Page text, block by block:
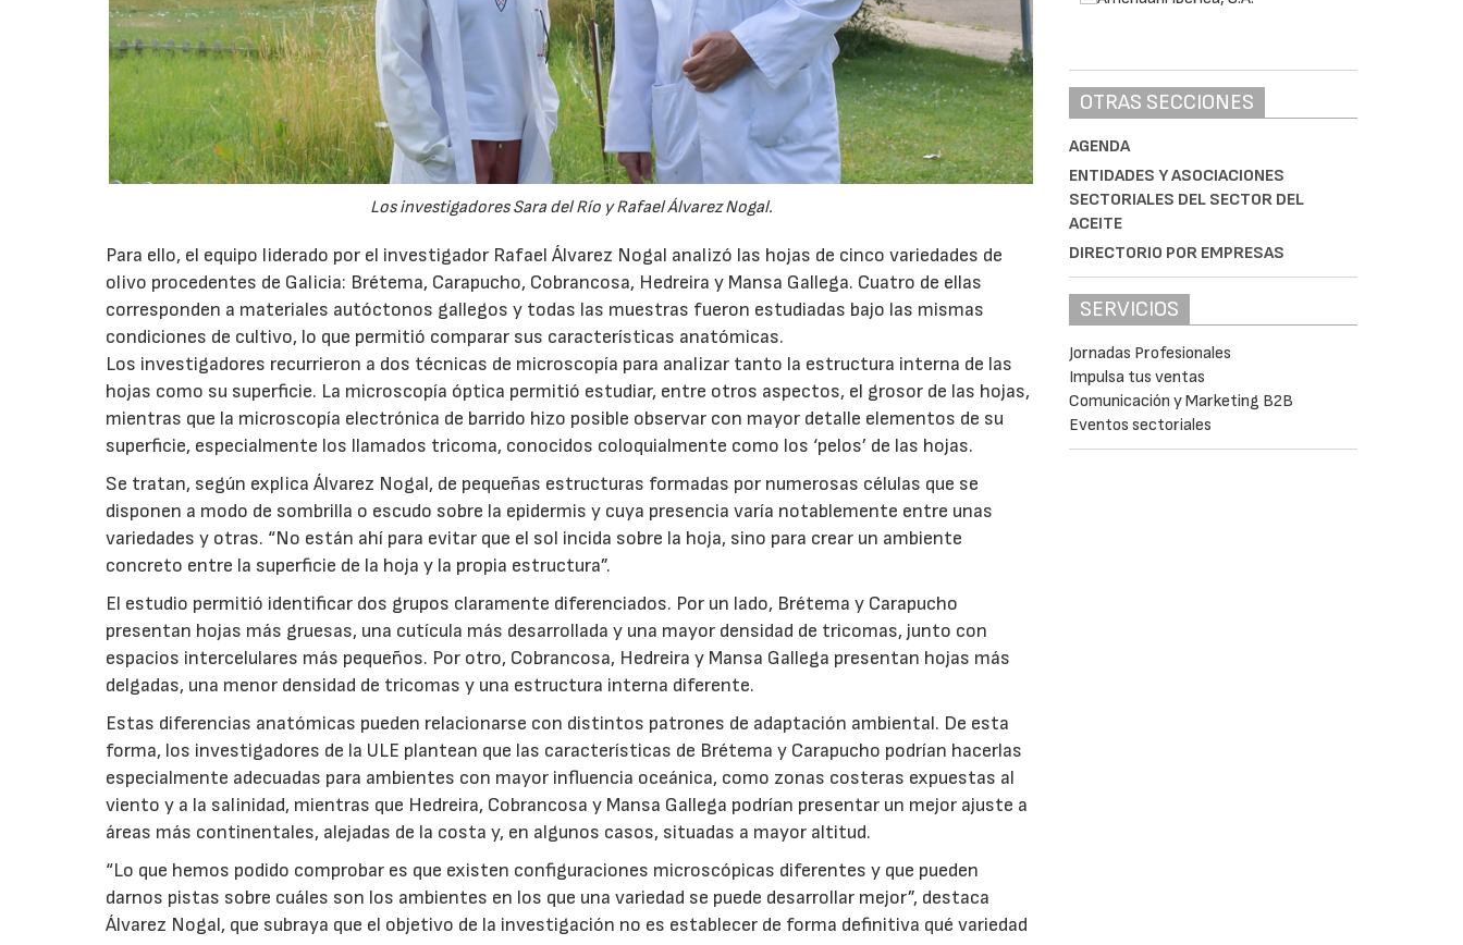
Los investigadores Sara del Río y Rafael Álvarez Nogal.
Para ello, el equipo liderado por el investigador Rafael Álvarez Nogal analizó las hojas de cinco variedades de
olivo procedentes de Galicia: Brétema, Carapucho, Cobrancosa, Hedreira y Mansa Gallega. Cuatro de ellas
corresponden a materiales autóctonos gallegos y todas las muestras fueron estudiadas bajo las mismas
condiciones de cultivo, lo que permitió comparar sus características anatómicas.
Los investigadores recurrieron a dos técnicas de microscopía para analizar tanto la estructura interna de las
hojas como su superficie. La microscopía óptica permitió estudiar, entre otros aspectos, el grosor de las hojas,
mientras que la microscopía electrónica de barrido hizo posible observar con mayor detalle elementos de su
superficie, especialmente los llamados tricoma, conocidos coloquialmente como los ‘pelos’ de las hojas.
Se tratan, según explica Álvarez Nogal, de pequeñas estructuras formadas por numerosas células que se
disponen a modo de sombrilla o escudo sobre la epidermis y cuya presencia varía notablemente entre unas
variedades y otras. “No están ahí para evitar que el sol incida sobre la hoja, sino para crear un ambiente
concreto entre la superficie de la hoja y la propia estructura”.
El estudio permitió identificar dos grupos claramente diferenciados. Por un lado, Brétema y Carapucho
presentan hojas más gruesas, una cutícula más desarrollada y una mayor densidad de tricomas, junto con
espacios intercelulares más pequeños. Por otro, Cobrancosa, Hedreira y Mansa Gallega presentan hojas más
delgadas, una menor densidad de tricomas y una estructura interna diferente.
Estas diferencias anatómicas pueden relacionarse con distintos patrones de adaptación ambiental. De esta
forma, los investigadores de la ULE plantean que las características de Brétema y Carapucho podrían hacerlas
especialmente adecuadas para ambientes con mayor influencia oceánica, como zonas costeras expuestas al
viento y a la salinidad, mientras que Hedreira, Cobrancosa y Mansa Gallega podrían presentar un mejor ajuste a
áreas más continentales, alejadas de la costa y, en algunos casos, situadas a mayor altitud.
“Lo que hemos podido comprobar es que existen configuraciones microscópicas diferentes y que pueden
darnos pistas sobre cuáles son los ambientes en los que una variedad se puede desarrollar mejor”, destaca
Álvarez Nogal, que subraya que el objetivo de la investigación no es establecer de forma definitiva qué variedad
OTRAS SECCIONES
AGENDA
ENTIDADES Y ASOCIACIONES
SECTORIALES DEL SECTOR DEL
ACEITE
DIRECTORIO POR EMPRESAS
SERVICIOS
Jornadas Profesionales
Impulsa tus ventas
Comunicación y Marketing B2B
Eventos sectoriales